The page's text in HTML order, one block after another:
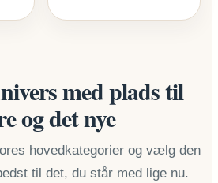
med plads til
og det nye
hovedkategorier og vælg den
til det, du står med lige nu.